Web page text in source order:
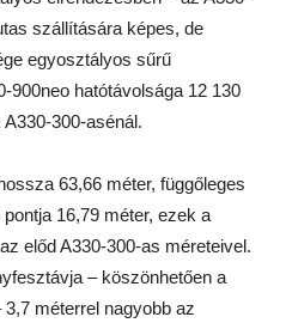
szállítására képes, de
egyosztályos sűrű
900neo hatótávolsága 12 130
300-asénál.
63,66 méter, függőleges
16,79 méter, ezek a
előd A330-300-as méreteivel.
– köszönhetően a
méterrel nagyobb az